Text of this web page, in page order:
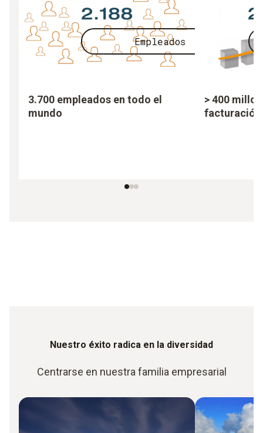
Empleados
3.700 empleados en todo el
mundo
> 400
facturación
Nuestro éxito radica en la diversidad
Centrarse en nuestra familia empresarial